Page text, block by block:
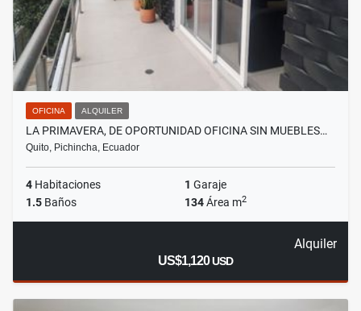
OFICINA ALQUILER
LA PRIMAVERA, DE OPORTUNIDAD OFICINA SIN MUEBLES…
Quito, Pichincha, Ecuador
4 Habitaciones 1 Garaje
1.5 Baños 134Área m2
Alquiler
US$1,120USD